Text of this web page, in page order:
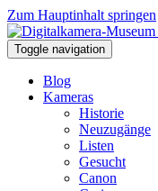
Zum Hauptinhalt springen
Toggle navigation
Blog
Kameras
Historie
Neuzugänge
Listen
Gesucht
Canon